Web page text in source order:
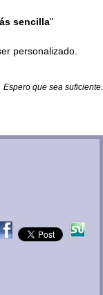
sencilla"
personalizado.
Espero que sea suficiente.